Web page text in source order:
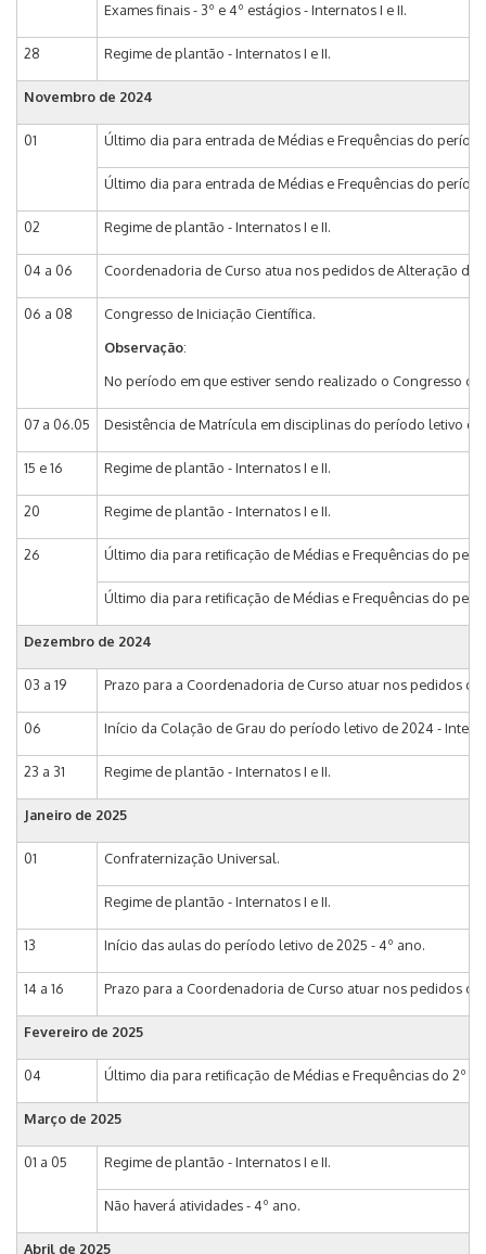
Exames finais - 3º e 4º estágios - Internatos I e II.
28 Regime de plantão - Internatos I e II.
Novembro de 2024
01 Último dia para entrada de Médias e Frequências do
Último dia para entrada de Médias e Frequências do
02 Regime de plantão - Internatos I e II.
04 a 06 Coordenadoria de Curso atua nos pedidos de Alteração de
06 a 08
Congresso de Iniciação Científica.
Observação:
No período em que estiver sendo realizado o Congresso
07 a 06.05 Desistência de Matrícula em disciplinas do período letivo de
15 e 16 Regime de plantão - Internatos I e II.
20 Regime de plantão - Internatos I e II.
26 Último dia para retificação de Médias e Frequências do
Último dia para retificação de Médias e Frequências do
Dezembro de 2024
03 a 19 Prazo para a Coordenadoria de Curso atuar nos pedidos
06 Início da Colação de Grau do período letivo de 2024 -
23 a 31 Regime de plantão - Internatos I e II.
Janeiro de 2025
01 Confraternização Universal.
Regime de plantão - Internatos I e II.
13 Início das aulas do período letivo de 2025 - 4º ano.
14 a 16 Prazo para a Coordenadoria de Curso atuar nos pedidos
Fevereiro de 2025
04 Último dia para retificação de Médias e Frequências do 2º
Março de 2025
01 a 05 Regime de plantão - Internatos I e II.
Não haverá atividades - 4º ano.
Abril de 2025